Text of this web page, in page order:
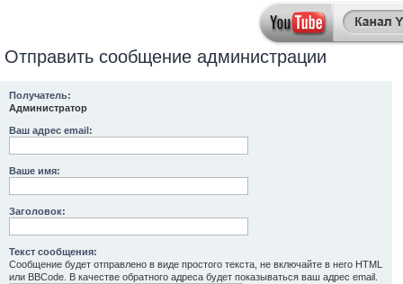
Отправить сообщение администрации
Получатель:
Администратор
Ваш адрес email:
Ваше имя:
Заголовок:
Текст сообщения:
Сообщение будет отправлено в виде простого текста, не включайте в него HTML
или BBCode. В качестве обратного адреса будет показываться ваш адрес email.